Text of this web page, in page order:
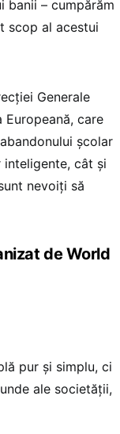
banii – cumpărăm
scop al acestui
Generale
care
școlar
cât și
nevoiți să
de World
pur și simplu, ci
ale societății,